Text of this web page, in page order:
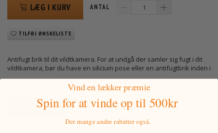
LÆG I KURV ANTAL
TILFØJ ØNSKELISTE
Antifugt brik til dit vildtkamera. For at undgå der samler sig fugt i dit
vildtkamera, bør du have en silicium pose eller en antifugtbrik inden i
Mere information
PRISMATCH
Vind en lækker præmie
Spin for at vindeop til 500kr
Der mange andre rabatter også.